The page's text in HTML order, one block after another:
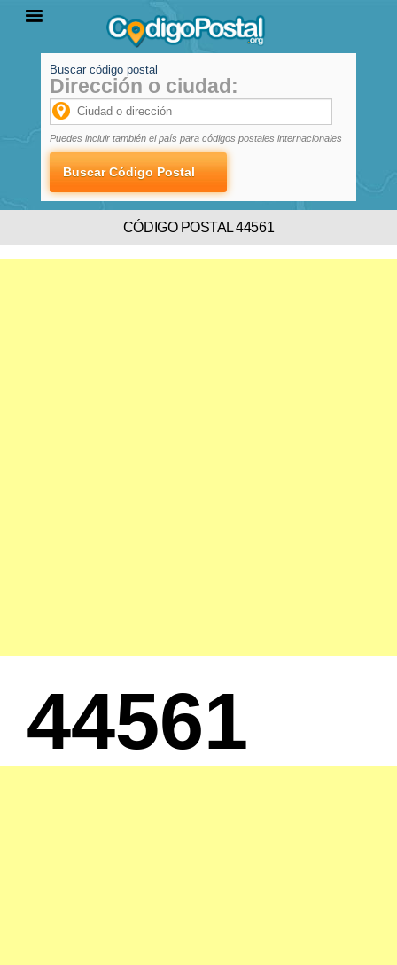
PROVINCIAS
LOCALIDADES
Buscar código postal
Dirección o ciudad:
Puedes incluir también el país para códigos postales internacionales
CÓDIGO POSTAL 44561
44561